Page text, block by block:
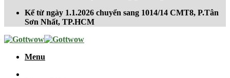
Kể từ ngày 1.1.2026 chuyển sang 1014/14 CMT8, P.Tân
Sơn Nhất, TP.HCM
Menu